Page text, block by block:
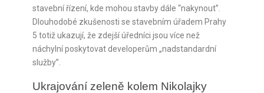
stavební řízení, kde mohou stavby dále “nakynout”.
Dlouhodobé zkušenosti se stavebním úřadem Prahy
5 totiž ukazují, že zdejší úředníci jsou více než
náchylní poskytovat developerům „nadstandardní
služby”.
Ukrajování zeleně kolem Nikolajky